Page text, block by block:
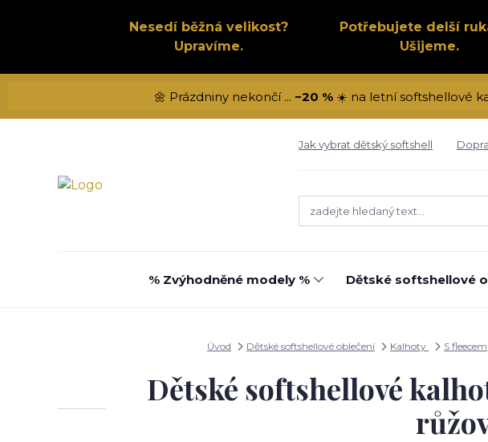
Nesedí běžná velikost?
Upravíme.
Potřebujete delší
Ušijeme.
🌼 Prázdniny nekončí ... −20 %☀️ na letní softshellové
Jak vybrat dětský softshell
% Zvýhodněné modely % Dětské softshellové
Úvod Dětské softshellové oblečení Kalhoty S fleecem
Dětské softshellové